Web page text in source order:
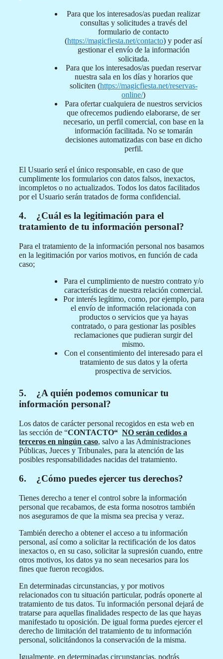
Para que los interesados/as puedan realizar
consultas y solicitudes a través del
formulario de contacto
(https://magicfiesta.net/contacto) y poder así
gestionar el envío de la información
solicitada.
Para que los interesados/as puedan reservar
nuestra sala en los días y horarios que
soliciten (https://magicfiesta.net/reservas-
online/)
Para ofertar cualquiera de nuestros servicios
que ofrecemos pudiendo elaborarse, de ser
necesario, un perfil comercial, con base en la
información facilitada. No se tomarán
decisiones automatizadas con base en dicho
perfil.
El Usuario será el único responsable, en caso de que
cumplimente los formularios con datos falsos, inexactos,
incompletos o no actualizados. Todos los datos facilitados
por el Usuario serán tratados de forma confidencial.
4. ¿Cuál es la legitimación para el
tratamiento de tu información personal?
Para el tratamiento de la información personal nos basamos
en la legitimación por varios motivos, en función de cada
caso;
Para el cumplimiento de nuestro contrato y/o
características de nuestra relación comercial.
Por interés legítimo, como, por ejemplo, para
el envío de información relacionada con
productos o servicios que ya hayas
contratado, o para gestionar las posibles
reclamaciones que pudieran surgir del
mismo.
Con el consentimiento del interesado para el
tratamiento de sus datos y la oferta
prospectiva de servicios.
5. ¿A quién podemos comunicar tu
información personal?
Los datos de carácter personal recogidos en esta web en
las sección de “CONTACTO“ NO serán cedidos a
terceros en ningún caso, salvo a las Administraciones
Públicas, Jueces y Tribunales, para la atención de las
posibles responsabilidades nacidas del tratamiento.
6. ¿Cómo puedes ejercer tus derechos?
Tienes derecho a tener el control sobre la información
personal que recabamos, de esta forma nosotros también
nos aseguramos de que la misma sea precisa y veraz.
También derecho a obtener el acceso a tu información
personal, así como a solicitar la rectificación de los datos
inexactos o, en su caso, solicitar la supresión cuando, entre
otros motivos, los datos ya no sean necesarios para los
fines que fueron recogidos.
En determinadas circunstancias, y por motivos
relacionados con tu situación particular, podrás oponerte al
tratamiento de tus datos. Tu información personal dejará de
tratarse para aquellas finalidades respecto de las que hayas
manifestado tu oposición. De igual forma puedes ejercer el
derecho de limitación del tratamiento de tu información
personal, solicitándonos la conservación de la misma.
Igualmente, en determinadas circunstancias, podrás